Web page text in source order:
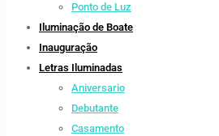
Ponto de Luz
Iluminação de Boate
Inauguração
Letras Iluminadas
Aniversario
Debutante
Casamento